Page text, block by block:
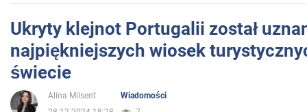
Sport
Rozrywka
Ukryty klejnot Portugalii został
najpiękniejszych wiosek
świecie
Alina Milsent
Wiadomości